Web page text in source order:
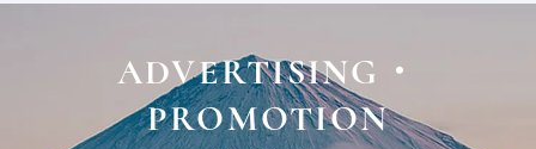
ADVERTISING・
PROMOTION